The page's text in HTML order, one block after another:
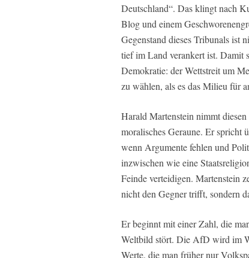
Deutschland“. Das klingt nach
Blog und einem
Gegenstand dieses Tribunals ist
tief im Land verankert ist. Damit
Demokratie: der Wettstreit um
zu wählen, als es das Milieu für
Harald Martenstein nimmt
moralisches Geraune. Er
wenn Argumente fehlen und
inzwischen wie eine
Feinde verteidigen. Martenstein
nicht den Gegner trifft, sondern
Er beginnt mit einer Zahl, die
Weltbild stört. Die AfD wird im
Werte, die man früher nur